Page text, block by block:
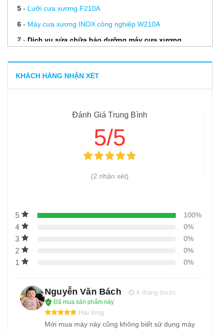
5- Lưỡi cưa xương F210A
6- Máy cưa xương INOX công nghiệp W210A
7- Dịch vụ sửa chữa bảo dưỡng máy cưa xương
của bạn
Lời khuyên của chuyên gia để đảm bảo an toàn khi
Đơn vị cung cấp lưỡi cưa xương chất lượng, uy tín hàng
Đầu tư máy cưa xương giá rẻ liệu có phải lựa chọn tốt
14-
Máy cưa xương HD 130
15-
16-
17-
19-Máy cưa xương công nghiệp JG-310
20-Máy chặt xương tự động ZY – 400
KHÁCH HÀNG NHẬN XÉT
Đánh Giá Trung Bình
5/5
(2 nhận xét)
5 100%
4 0%
3 0%
2 0%
1 0%
Nguyễn Văn Bách
4 tháng trước
Đã mua sản phẩm này
Hài lòng
Mới mua máy này cũng không biết sử dụng máy